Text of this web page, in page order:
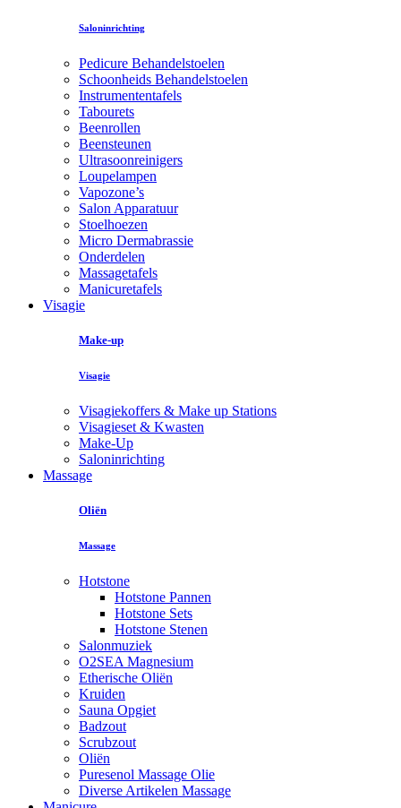
Saloninrichting
Pedicure Behandelstoelen
Schoonheids Behandelstoelen
Instrumententafels
Tabourets
Beenrollen
Beensteunen
Ultrasoonreinigers
Loupelampen
Vapozone’s
Salon Apparatuur
Stoelhoezen
Micro Dermabrassie
Onderdelen
Massagetafels
Manicuretafels
Visagie
Make-up
Visagie
Visagiekoffers & Make up Stations
Visagieset & Kwasten
Make-Up
Saloninrichting
Massage
Oliën
Massage
Hotstone
Hotstone Pannen
Hotstone Sets
Hotstone Stenen
Salonmuziek
O2SEA Magnesium
Etherische Oliën
Kruiden
Sauna Opgiet
Badzout
Scrubzout
Oliën
Puresenol Massage Olie
Diverse Artikelen Massage